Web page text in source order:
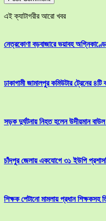
এই ক্যাটাগরীর আরো খবর
নেত্রকোণা বড়বাজারে ভয়াবহ অগ্নিকাণ্ডে
ঢাকাগামী জামালপুর কমিউটার ট্রেনের
সড়ক দুর্ঘটনায় নিহত হলেন উদীয়মান বাউল
চাঁদপুর জেলায় একযোগে ৩১ ইউপি
শিক্ষক পেটানো মামলায় প্রধান শিক্ষকসহ